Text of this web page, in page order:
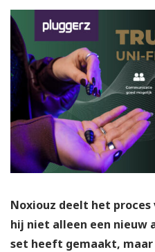
Noxiouz deelt het proces
hij niet alleen een nieuw
set heeft gemaakt, maar